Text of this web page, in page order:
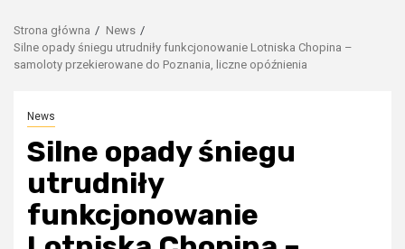
Strona główna
News
Silne opady śniegu utrudniły funkcjonowanie Lotniska Chopina –
samoloty przekierowane do Poznania, liczne opóźnienia
News
Silne opady śniegu
utrudniły
funkcjonowanie